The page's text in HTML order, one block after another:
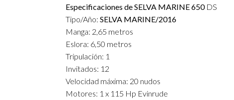
Especificaciones de SELVA MARINE650 DS
Tipo/Año: SELVA MARINE/2016
Manga: 2,65 metros
Eslora: 6,50 metros
Tripulación: 1
Invitados: 12
Velocidad máxima: 20 nudos
Motores: 1 x 115 Hp Evinrude